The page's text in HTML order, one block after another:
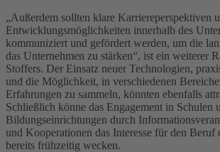
„Außerdem sollten klare Karriereperspektiven
Entwicklungsmöglichkeiten innerhalb des
kommuniziert und gefördert werden, um die
das Unternehmen zu stärken“, ist ein weiterer
Stoffers. Der Einsatz neuer Technologien,
und die Möglichkeit, in verschiedenen
Erfahrungen zu sammeln, könnten ebenfalls
Schließlich könne das Engagement in Schulen
Bildungseinrichtungen durch
und Kooperationen das Interesse für den Beruf
bereits frühzeitig wecken.